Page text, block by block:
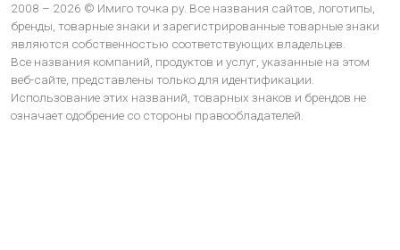
2008 – 2026 © Имиго точка ру. Все названия сайтов, логотипы,
бренды, товарные знаки и зарегистрированные товарные знаки
являются собственностью соответствующих владельцев.
Все названия компаний, продуктов и услуг, указанные на этом
веб-сайте, представлены только для идентификации.
Использование этих названий, товарных знаков и брендов не
означает одобрение со стороны правообладателей.